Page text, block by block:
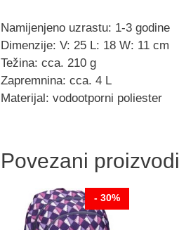
Namijenjeno uzrastu: 1-3 godine
Dimenzije: V: 25 L: 18 W: 11 cm
Težina: cca. 210 g
Zapremnina: cca. 4 L
Materijal: vodootporni poliester
Povezani proizvodi
- 30%